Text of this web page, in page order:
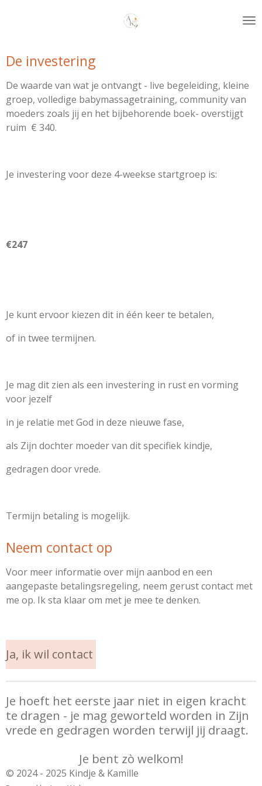
de
hoofdinhoud
De investering
De waarde van wat je ontvangt - live begeleiding, kleine
groep, volledige babymassagetraining, community van
moeders zoals jij en het bijbehorende boek- overstijgt
ruim € 340.
Je investering voor deze 4-weekse startgroep is:
€247
Je kunt ervoor kiezen dit in één keer te betalen,
of in twee termijnen.
Je mag dit zien als een investering in rust en vorming
voor jezelf
in je relatie met God in deze nieuwe fase,
als Zijn dochter moeder van dit specifiek kindje,
gedragen door vrede.
Termijn betaling is mogelijk.
Neem contact op
Voor meer informatie over mijn aanbod en een
aangepaste betalingsregeling, neem gerust contact met
me op. Ik sta klaar om met je mee te denken.
Ja, ik wil contact
Je hoeft het eerste jaar niet in eigen kracht
te dragen - je mag geworteld worden in Zijn
vrede en gedragen worden terwijl jij draagt.
Je bent zò welkom!
© 2024 - 2025 Kindje & Kamille